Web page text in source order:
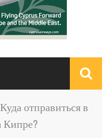
Куда отправиться в
Кипре?